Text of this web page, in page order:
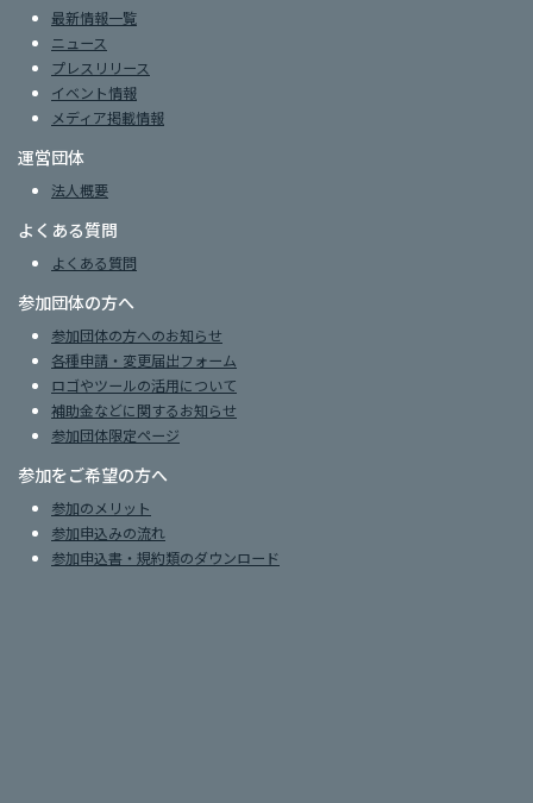
最新情報一覧
ニュース
プレスリリース
イベント情報
メディア掲載情報
運営団体
法人概要
よくある質問
よくある質問
参加団体の方へ
参加団体の方へのお知らせ
各種申請・変更届出フォーム
ロゴやツールの活用について
補助金などに関するお知らせ
参加団体限定ページ
参加をご希望の方へ
参加のメリット
参加申込みの流れ
参加申込書・規約類のダウンロード